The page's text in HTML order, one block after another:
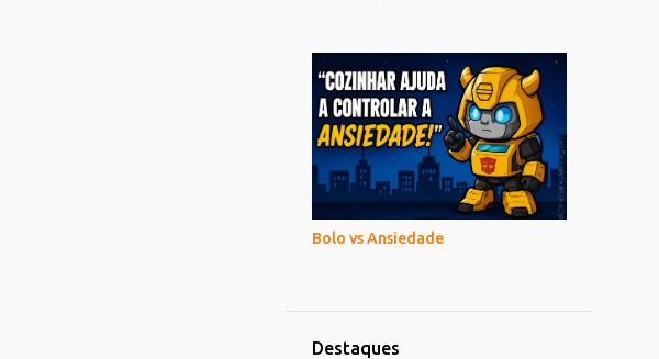
Bolo vs Ansiedade
Destaques